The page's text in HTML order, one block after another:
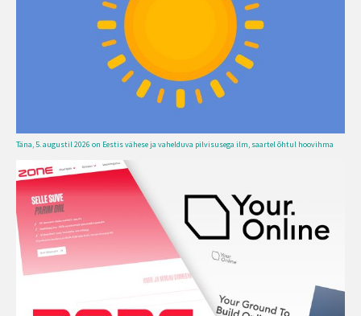
Täna, 5. augustil 2026 on Eestis vähese ja vahelduva pilvisusega ilm, saartel õhtul hoovihma